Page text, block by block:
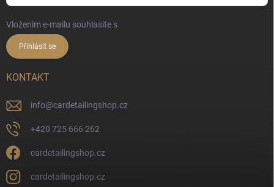
Vložením e-mailu souhlasíte s
Přihlásit se
KONTAKT
info@cardetailingshop.cz
+420 725 666 262
cardetailingshop.cz
cardetailingshop.cz